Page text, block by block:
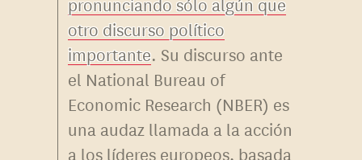
otro discurso político
importante. Su discurso ante
el National Bureau of
Economic Research (NBER) es
una audaz llamada a la acción
a los líderes europeos, basada